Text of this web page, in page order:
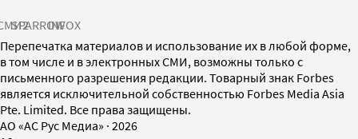
SPARROWINFOX
Перепечатка материалов и использование их в любой форме,
в том числе и в электронных СМИ, возможны только с
письменного разрешения редакции. Товарный знак Forbes
является исключительной собственностью Forbes Media Asia
Pte. Limited. Все права защищены.
AO «АС Рус Медиа» · 2026